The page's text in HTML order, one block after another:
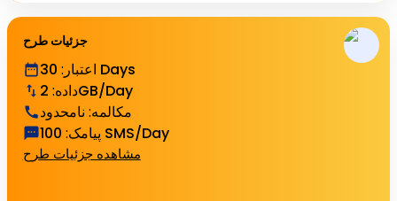
جزئیات طرح
اعتبار :
30 Days
داده:
2GB/Day
مکالمه: نامحدود
پیامک: 100 SMS/Day
مشاهده جزئیات طرح